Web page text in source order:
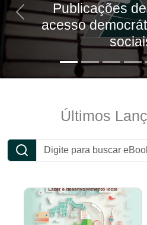
Publicações
acesso
Anterior
Últimos